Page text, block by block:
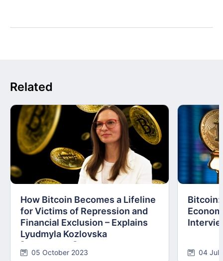
Related
How Bitcoin Becomes a Lifeline
for Victims of Repression and
Financial Exclusion – Explains
Lyudmyla Kozlovska
05 October 2023
Bitcoin:
04